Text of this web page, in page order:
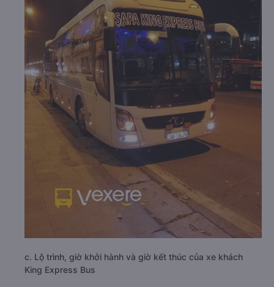
c. Lộ trình, giờ khởi hành và giờ kết thúc của xe khách
King Express Bus